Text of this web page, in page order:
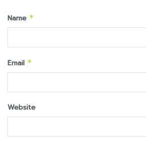
Name *
Email *
Website